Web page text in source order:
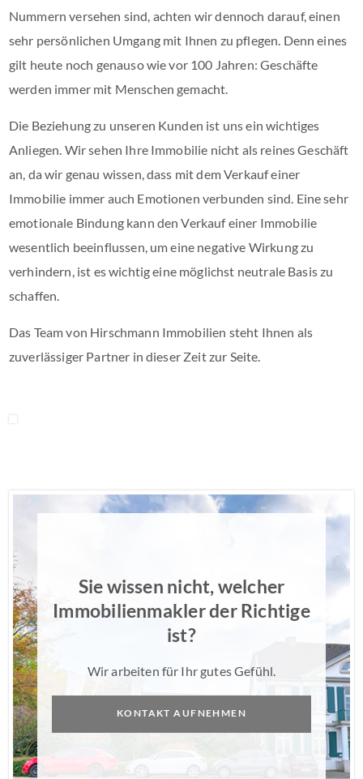
Nummern versehen sind, achten wir dennoch darauf, einen
sehr persönlichen Umgang mit Ihnen zu pflegen. Denn eines
gilt heute noch genauso wie vor 100 Jahren: Geschäfte
werden immer mit Menschen gemacht.
Die Beziehung zu unseren Kunden ist uns ein wichtiges
Anliegen. Wir sehen Ihre Immobilie nicht als reines Geschäft
an, da wir genau wissen, dass mit dem Verkauf einer
Immobilie immer auch Emotionen verbunden sind. Eine sehr
emotionale Bindung kann den Verkauf einer Immobilie
wesentlich beeinflussen, um eine negative Wirkung zu
verhindern, ist es wichtig eine möglichst neutrale Basis zu
schaffen.
Das Team von Hirschmann Immobilien steht Ihnen als
zuverlässiger Partner in dieser Zeit zur Seite.
Sie wissen nicht, welcher
Immobilienmakler der Richtige
ist?
Wir arbeiten für Ihr gutes Gefühl.
KONTAKT AUFNEHMEN